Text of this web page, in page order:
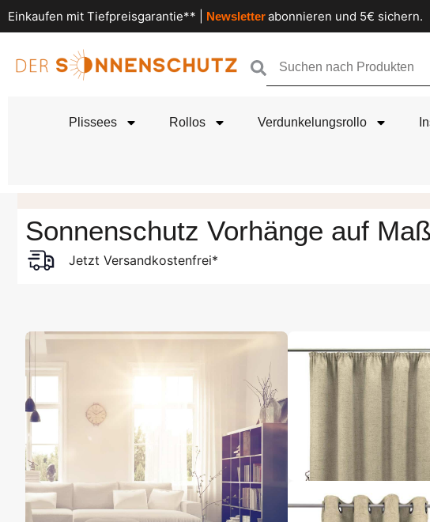
Einkaufen mit Tiefpreisgarantie** | Newsletterabonnieren und 5€ sichern.
Plissees Rollos Verdunkelungsrollo
Sonnenschutz Vorhänge auf Maß
Jetzt Versandkostenfrei*